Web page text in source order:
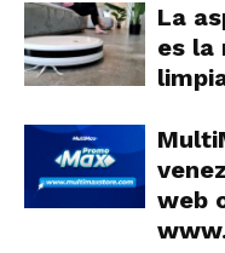
La
es la
web